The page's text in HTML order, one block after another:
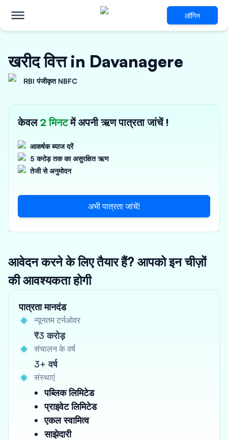
लॉगिन
खरीद वित्त in Davanagere
RBI पंजीकृत NBFC
केवल2 मिनटमें अपनी ऋण पात्रता जांचें !
आकर्षक ब्याज दरें
5 करोड़ तक का असुरक्षित ऋण
तेजी से अनुमोदन
अभी पात्रता जांचें!
आवेदन करने के लिए तैयार हैं? आपको इन चीज़ों
की आवश्यकता होगी
पात्रता मानदंड
न्यूनतम टर्नओवर
₹3 करोड़
संचालन के वर्ष
3+ वर्ष
संस्थाएं
पब्लिक लिमिटेड
प्राइवेट लिमिटेड
एकल स्वामित्व
साझेदारी